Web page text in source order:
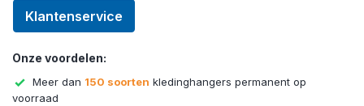
Klantenservice
Onze voordelen:
Meer dan 150 soorten kledinghangers permanent op
voorraad